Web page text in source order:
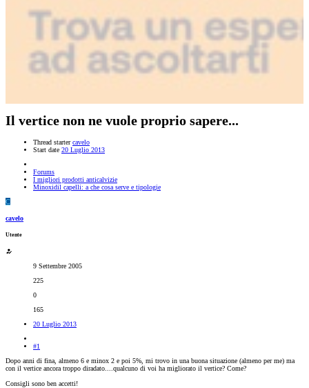
Il vertice non ne vuole proprio sapere...
Thread starter cavelo
Start date 20 Luglio 2013
Forums
I migliori prodotti anticalvizie
Minoxidil capelli: a che cosa serve e tipologie
C
cavelo
Utente
9 Settembre 2005
225
0
165
20 Luglio 2013
#1
Dopo anni di fina, almeno 6 e minox 2 e poi 5%, mi trovo in una buona situazione (almeno per me) ma
con il vertice ancora troppo diradato....qualcuno di voi ha migliorato il vertice? Come?
Consigli sono ben accetti!